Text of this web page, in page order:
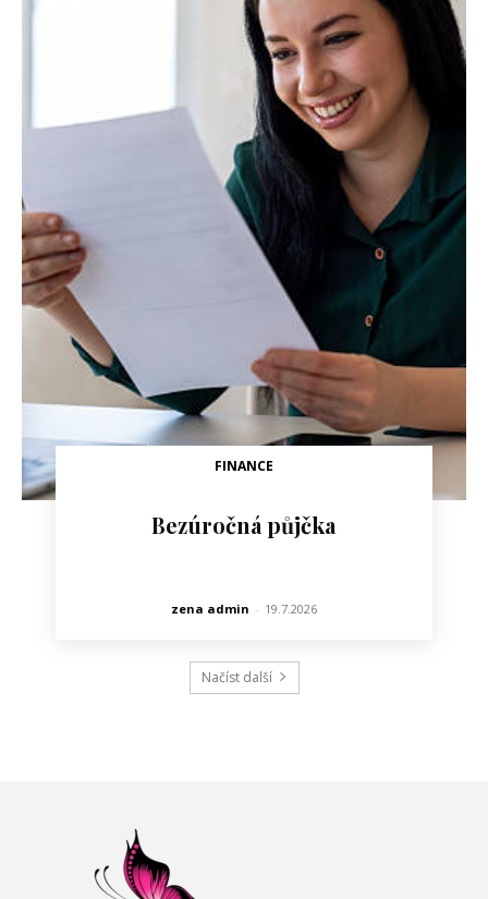
FINANCE
Bezúročná půjčka
zena admin - 19.7.2026
Načíst další